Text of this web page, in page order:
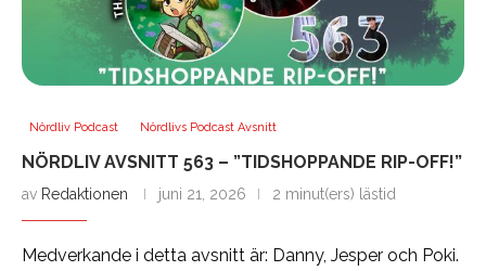
Nördliv Podcast Nördlivs Podcast Avsnitt
NÖRDLIV AVSNITT 563 – ”TIDSHOPPANDE RIP-OFF!”
av Redaktionen juni 21, 2026 2 minut(ers) lästid
Medverkande i detta avsnitt är: Danny, Jesper och Poki.